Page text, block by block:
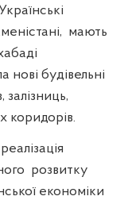
мають
нові будівельні
залізниць,
коридорів.
розвитку
економіки